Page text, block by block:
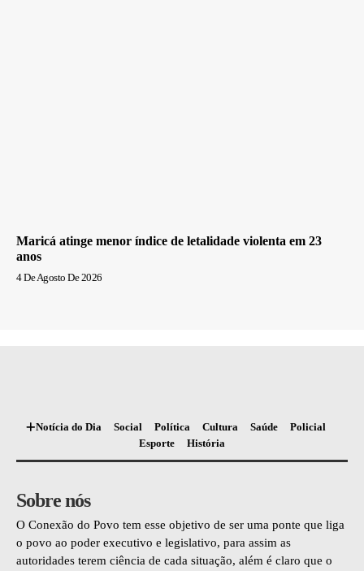
Maricá atinge menor índice de letalidade violenta em 23
anos
4 De Agosto De 2026
Notícia do Dia Social Política Cultura Saúde
Policial
Esporte
História
Sobre nós
O Conexão do Povo tem esse objetivo de ser uma ponte que liga
o povo ao poder executivo e legislativo, para assim as
autoridades terem ciência de cada situação, além é claro que o